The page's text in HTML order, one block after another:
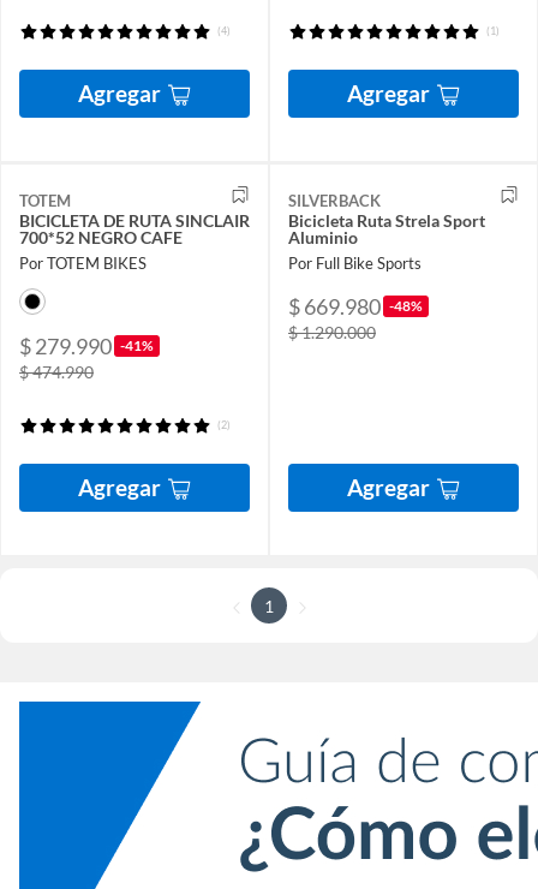
(4)
Agregar
(1)
Agregar
TOTEM
BICICLETA DE RUTA SINCLAIR
700*52 NEGRO CAFE
Por TOTEM BIKES
$ 279.990 -41%
$ 474.990
(2)
Agregar
SILVERBACK
Bicicleta Ruta Strela Sport
Aluminio
Por Full Bike Sports
$ 669.980 -48%
$ 1.290.000
Agregar
1